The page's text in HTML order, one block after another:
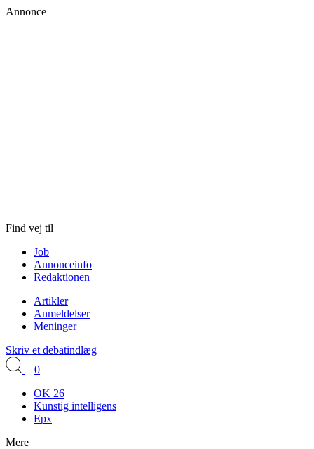
Annonce
Find vej til
Job
Annonceinfo
Redaktionen
Artikler
Anmeldelser
Meninger
Skriv et debatindlæg
0
OK 26
Kunstig intelligens
Epx
Mere